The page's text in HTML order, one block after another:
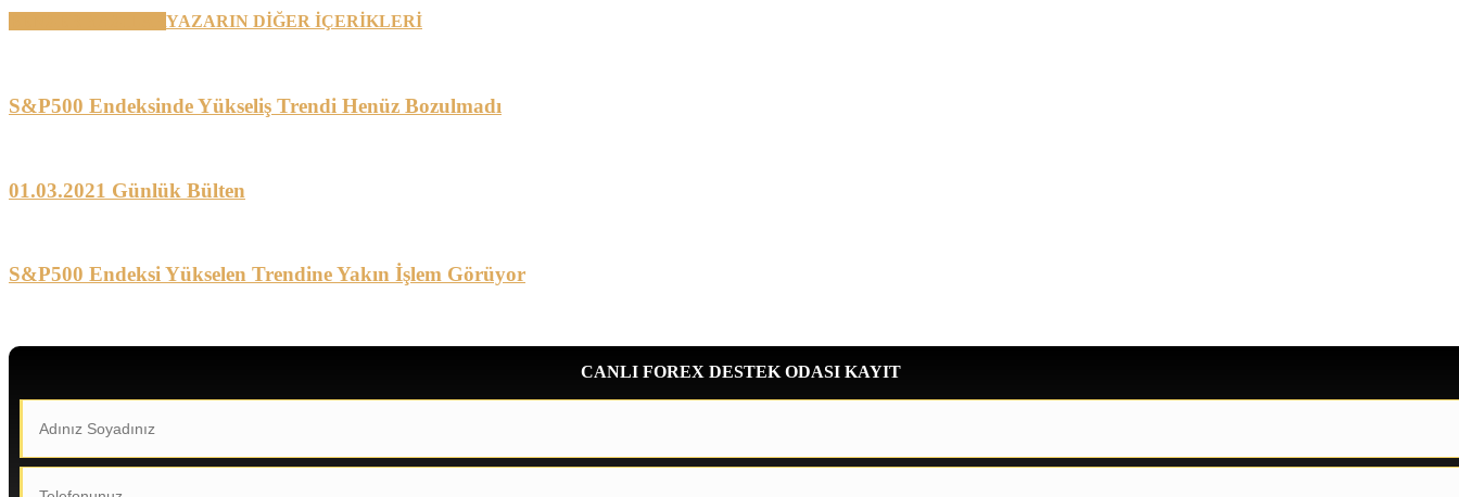
YAZARIN DİĞER İÇERİKLERİ
S&P500 Endeksinde Yükseliş Trendi Henüz Bozulmadı
01.03.2021 Günlük Bülten
S&P500 Endeksi Yükselen Trendine Yakın İşlem Görüyor
CANLI FOREX DESTEK ODASI KAYIT